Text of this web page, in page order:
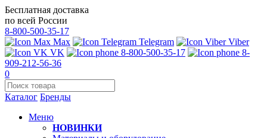
Бесплатная доставка
по всей России
8-800-500-35-17
Max
Telegram
Viber
VK
8-800-500-35-17
8-
909-212-56-36
0
Каталог Бренды
Меню
НОВИНКИ